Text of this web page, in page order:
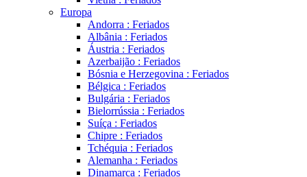
Europa
Andorra : Feriados
Albânia : Feriados
Áustria : Feriados
Azerbaijão : Feriados
Bósnia e Herzegovina : Feriados
Bélgica : Feriados
Bulgária : Feriados
Bielorrússia : Feriados
Suíça : Feriados
Chipre : Feriados
Tchéquia : Feriados
Alemanha : Feriados
Dinamarca : Feriados